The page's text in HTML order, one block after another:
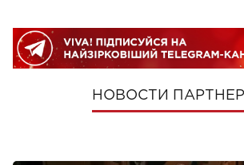
НОВОСТИ